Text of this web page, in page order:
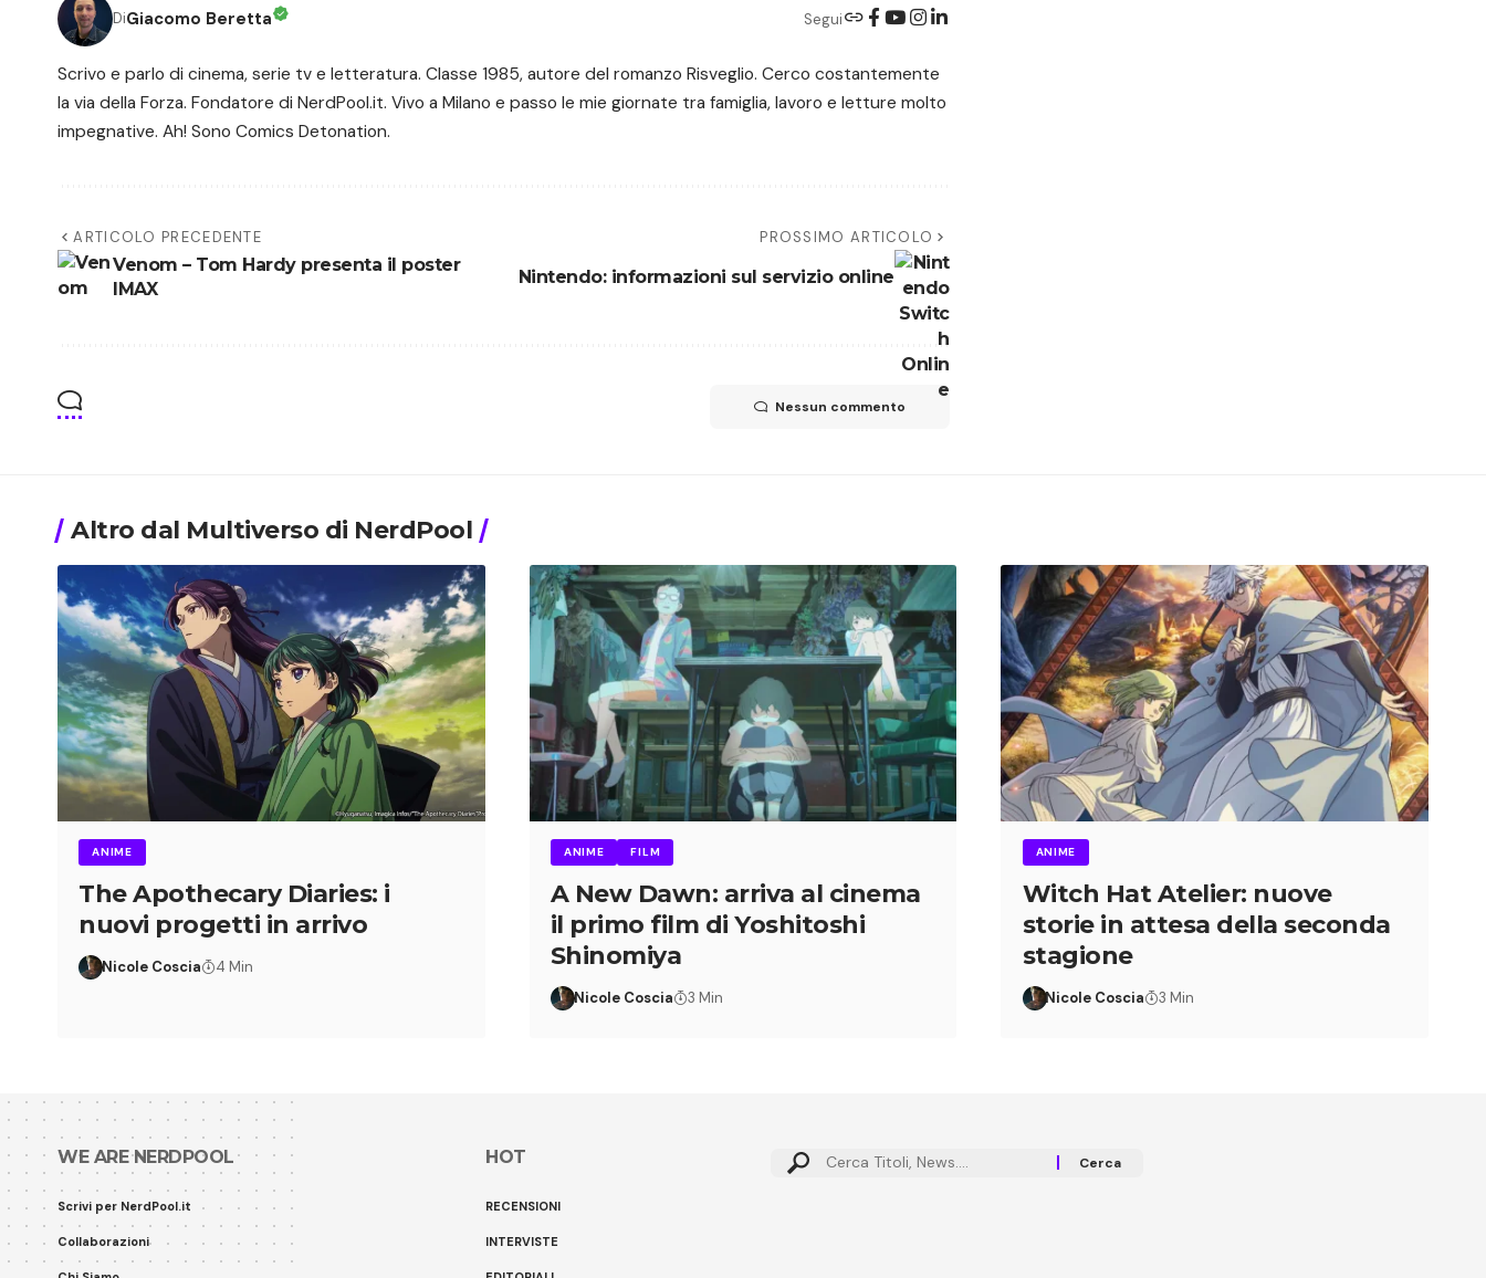
DiGiacomo Beretta Segui
Scrivo e parlo di cinema, serie tv e letteratura. Classe 1985, autore del romanzo Risveglio. Cerco costantemente
la via della Forza. Fondatore di NerdPool.it. Vivo a Milano e passo le mie giornate tra famiglia, lavoro e letture molto
impegnative. Ah! Sono Comics Detonation.
ARTICOLO PRECEDENTE
Venom – Tom Hardy presenta il poster
IMAX
PROSSIMO ARTICOLO
Nintendo: informazioni sul servizio online
Nessun commento
Altro dal Multiverso di NerdPool
ANIME
The Apothecary Diaries: i
nuovi progetti in arrivo
Nicole Coscia 4 Min
ANIME FILM
A New Dawn: arriva al cinema
il primo film di Yoshitoshi
Shinomiya
Nicole Coscia 3 Min
ANIME
Witch Hat Atelier: nuove
storie in attesa della seconda
stagione
Nicole Coscia 3 Min
WE ARE NERDPOOL
Scrivi per NerdPool.it
Collaborazioni
HOT
RECENSIONI
INTERVISTE